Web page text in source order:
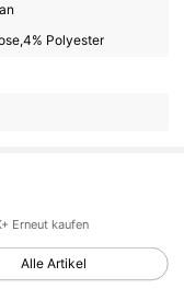
Polyester
Erneut kaufen
Alle Artikel